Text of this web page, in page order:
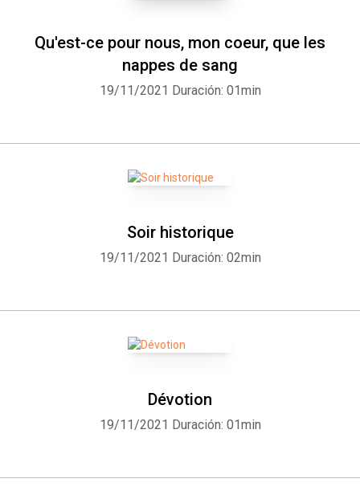
Qu'est-ce pour nous, mon coeur, que les
nappes de sang
19/11/2021 Duración: 01min
Soir historique
19/11/2021 Duración: 02min
Dévotion
19/11/2021 Duración: 01min